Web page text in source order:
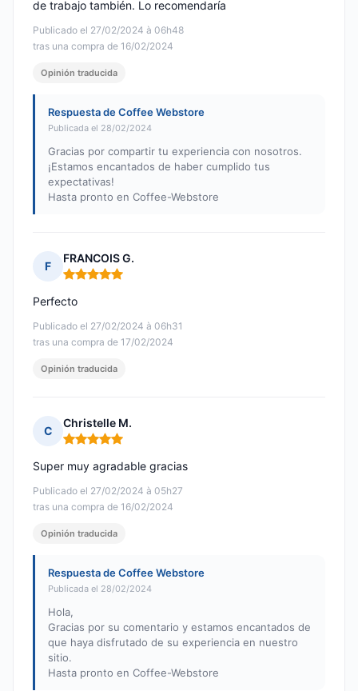
Publicado el 27/02/2024 à 06h48
tras una compra de 16/02/2024
de trabajo también. Lo recomendaría
Opinión traducida
Respuesta de Coffee Webstore
Publicada el 28/02/2024
Gracias por compartir tu experiencia con nosotros.
¡Estamos encantados de haber cumplido tus
expectativas!
Hasta pronto en Coffee-Webstore
F
FRANCOIS G.
Nota: 5 de 5
Publicado el 27/02/2024 à 06h31
tras una compra de 17/02/2024
Perfecto
Opinión traducida
C
Christelle M.
Nota: 5 de 5
Publicado el 27/02/2024 à 05h27
tras una compra de 16/02/2024
Super muy agradable gracias
Opinión traducida
Respuesta de Coffee Webstore
Publicada el 28/02/2024
Hola,
Gracias por su comentario y estamos encantados de
que haya disfrutado de su experiencia en nuestro
sitio.
Hasta pronto en Coffee-Webstore